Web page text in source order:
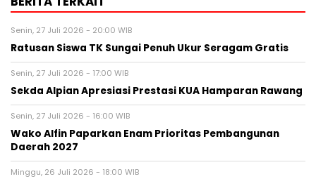
Senin, 27 Juli 2026 - 20:00 WIB
Ratusan Siswa TK Sungai Penuh Ukur Seragam Gratis
Senin, 27 Juli 2026 - 17:00 WIB
Sekda Alpian Apresiasi Prestasi KUA Hamparan Rawang
Senin, 27 Juli 2026 - 16:00 WIB
Wako Alfin Paparkan Enam Prioritas Pembangunan
Daerah 2027
Minggu, 26 Juli 2026 - 18:00 WIB